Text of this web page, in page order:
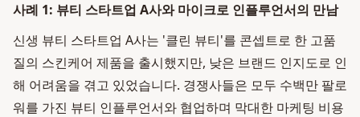
사례 1: 뷰티 스타트업 A사와 마이크로 인플루언서의 만남
신생 뷰티 스타트업 A사는 '클린 뷰티'를 콘셉트로 한 고품
질의 스킨케어 제품을 출시했지만, 낮은 브랜드 인지도로 인
해 어려움을 겪고 있었습니다. 경쟁사들은 모두 수백만 팔로
워를 가진 뷰티 인플루언서와 협업하며 막대한 마케팅 비용